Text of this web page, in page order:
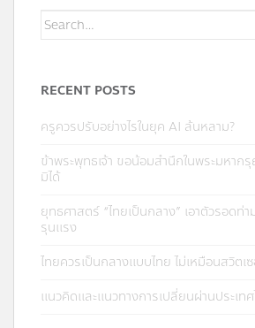
Search
for:
RECENT POSTS
ครูควรปรับอย่างไรในยุค AI ล้นหลาม?
ข้าพระพุทธเจ้า ขอน้อมสำนึกในพระมหา
มิได้
ยุทธศาสตร์ “ไทยเป็นกลาง” เอาตัวรอดท่
รุนแรง
ไทยควรเป็นกลางแบบไทย ไม่เหมือนสวิตเ
แนวคิดและแนวทางการเปลี่ยนผ่านประเท